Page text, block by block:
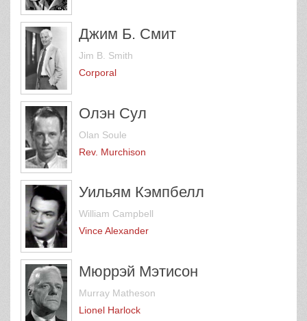
Джим Б. Смит
Jim B. Smith
Corporal
Олэн Сул
Olan Soule
Rev. Murchison
Уильям Кэмпбелл
William Campbell
Vince Alexander
Мюррэй Мэтисон
Murray Matheson
Lionel Harlock